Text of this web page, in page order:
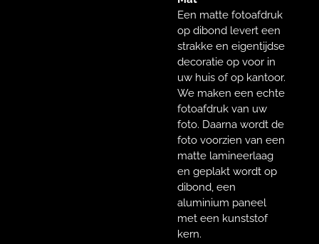
Een matte fotoafdruk
op dibond levert een
strakke en eigentijdse
decoratie op voor in
uw huis of op kantoor.
We maken een echte
fotoafdruk van uw
foto. Daarna wordt de
foto voorzien van een
matte lamineerlaag
en geplakt wordt op
dibond, een
aluminium paneel
met een kunststof
kern.